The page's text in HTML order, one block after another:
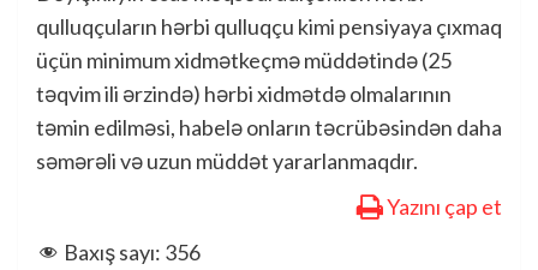
qulluqçuların hərbi qulluqçu kimi pensiyaya çıxmaq
üçün minimum xidmətkeçmə müddətində (25
təqvim ili ərzində) hərbi xidmətdə olmalarının
təmin edilməsi, habelə onların təcrübəsindən daha
səmərəli və uzun müddət yararlanmaqdır.
Yazını çap et
Baxış sayı: 356